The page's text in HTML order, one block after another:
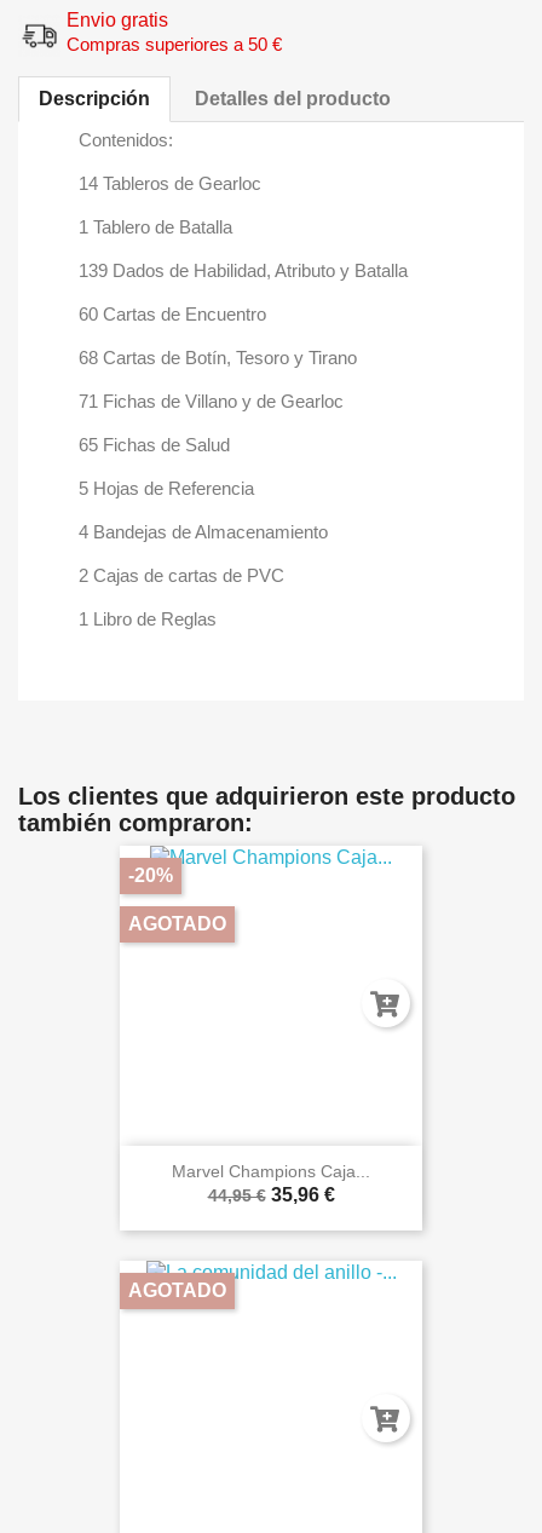
Envio gratis
Compras superiores a 50 €
Descripción
Detalles del producto
Contenidos:
14 Tableros de Gearloc
1 Tablero de Batalla
139 Dados de Habilidad, Atributo y Batalla
60 Cartas de Encuentro
68 Cartas de Botín, Tesoro y Tirano
71 Fichas de Villano y de Gearloc
65 Fichas de Salud
5 Hojas de Referencia
4 Bandejas de Almacenamiento
2 Cajas de cartas de PVC
1 Libro de Reglas
Los clientes que adquirieron este producto
también compraron:
Marvel Champions Caja...
44,95 € 35,96 €
-20%
AGOTADO
AGOTADO